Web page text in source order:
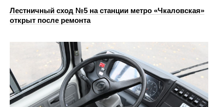
Лестничный сход №5 на станции метро «Чкаловская»
открыт после ремонта